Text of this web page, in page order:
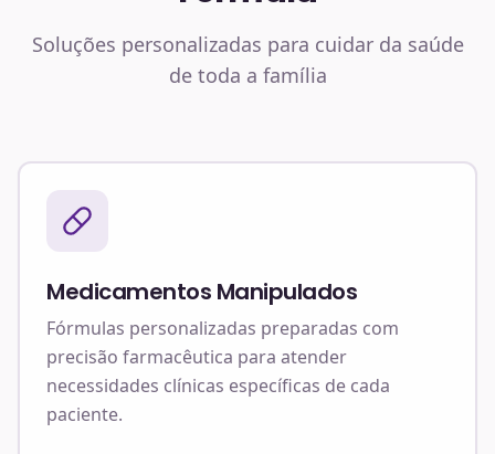
Soluções personalizadas para cuidar da saúde
de toda a família
Medicamentos Manipulados
Fórmulas personalizadas preparadas com
precisão farmacêutica para atender
necessidades clínicas específicas de cada
paciente.